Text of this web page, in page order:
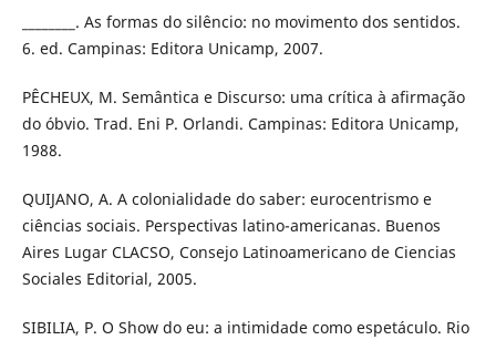
________. As formas do silêncio: no movimento dos sentidos.
6. ed. Campinas: Editora Unicamp, 2007.
PÊCHEUX, M. Semântica e Discurso: uma crítica à afirmação
do óbvio. Trad. Eni P. Orlandi. Campinas: Editora Unicamp,
1988.
QUIJANO, A. A colonialidade do saber: eurocentrismo e
ciências sociais. Perspectivas latino-americanas. Buenos
Aires Lugar CLACSO, Consejo Latinoamericano de Ciencias
Sociales Editorial, 2005.
SIBILIA, P. O Show do eu: a intimidade como espetáculo. Rio